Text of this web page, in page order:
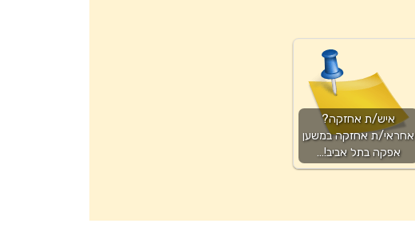
איש/ת אחזקה?
אחראי/ת אחזקה במשען
אפקה בתל אביב!…